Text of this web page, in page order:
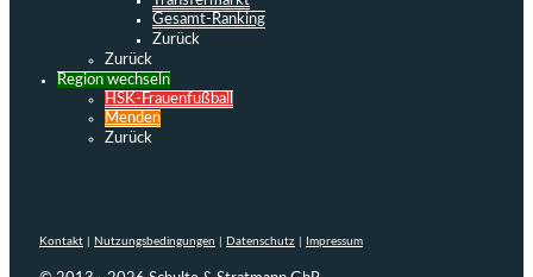
Gesamt-Ranking
Zurück
Zurück
Region wechseln
HSK-Frauenfußball
Menden
Zurück
Kontakt Nutzungsbedingungen Datenschutz Impressum